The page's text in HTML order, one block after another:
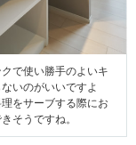
で使い勝手のよいキ
いのがいいですよ
をサーブする際にお
そうですね。